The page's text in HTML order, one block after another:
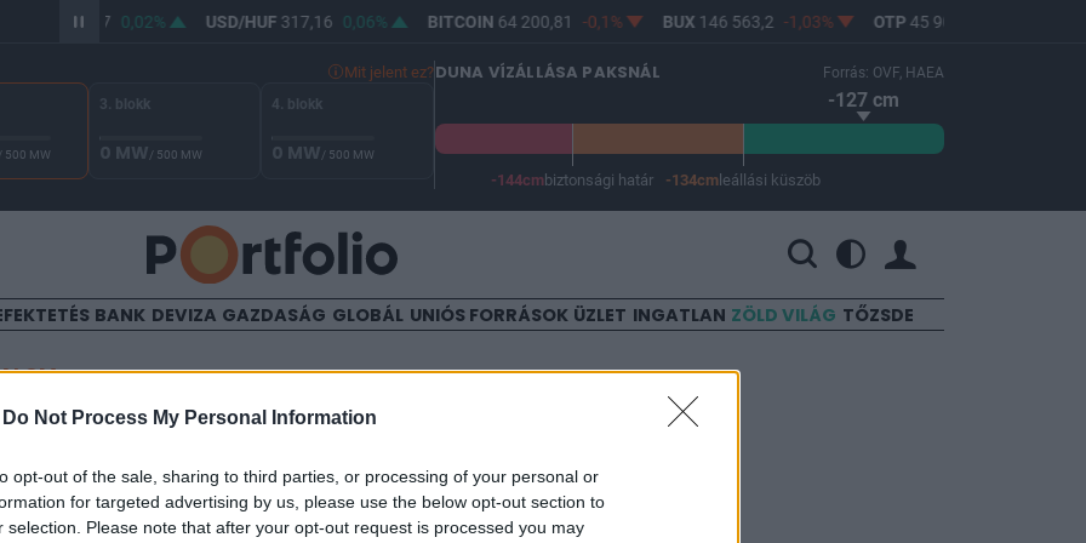
Do Not Process My Personal Information
opt-out of the sale, sharing to third parties, or processing of your personal or
for targeted advertising by us, please use the below opt-out section to
selection. Please note that after your opt-out request is processed you may
365,47 0,02% USD/HUF317,16 0,06% BITCOIN64 200,81 -0,1% BUX146 563,2 -1,03% OTP45 900
Mit jelent ez?
/ 500 MW
3. blokk
0 MW/ 500 MW
4. blokk
0 MW/ 500 MW
DUNA VÍZÁLLÁSA PAKSNÁL Forrás: OVF, HAEA
-127 cm
-144cm biztonsági határ -134cm leállási küszöb
BANK DEVIZA GAZDASÁG GLOBÁL UNIÓS FORRÁSOK ÜZLET INGATLAN ZÖLD VILÁG TŐZSDE
emelésről döntött a MOL